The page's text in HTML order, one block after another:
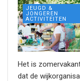
JEUGD &
JONGEREN
ACTIVITEITEN
Het is
dat de